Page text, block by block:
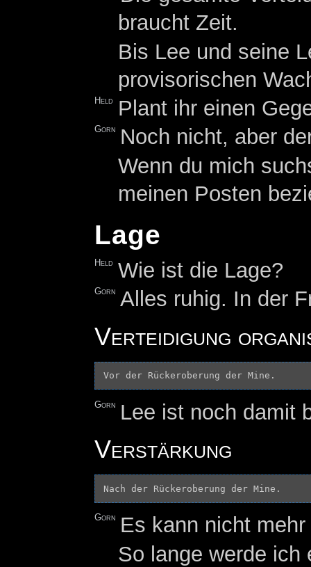
braucht Zeit.
Bis Lee und seine
provisorischen
Held Plant ihr einen
Gorn
Noch nicht, aber
Wenn du mich
meinen Posten
Lage
Held Wie ist die Lage?
Gorn Alles ruhig. In der
Verteidigung
Gorn Lee ist noch damit
Verstärkung
Gorn
Es kann nicht
So lange werde ich